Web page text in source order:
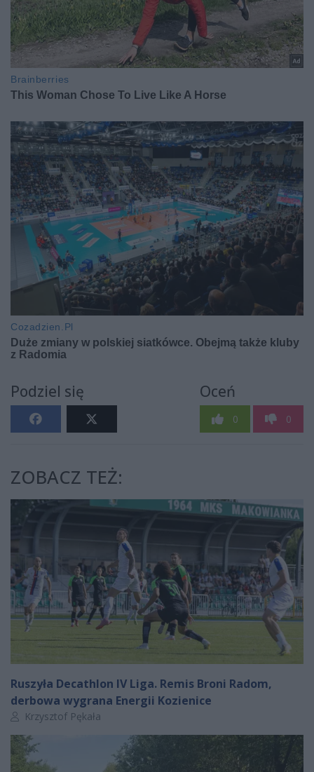
Podziel się Oceń
0 0
ZOBACZ TEŻ:
Ruszyła Decathlon IV Liga. Remis Broni Radom,
derbowa wygrana Energii Kozienice
Autor artykułu:
Krzysztof Pękała